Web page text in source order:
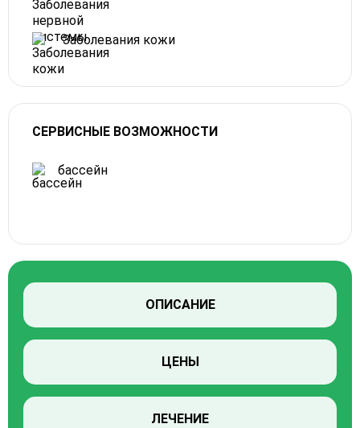
Заболевания кожи
СЕРВИСНЫЕ ВОЗМОЖНОСТИ
бассейн
ОПИСАНИЕ
ЦЕНЫ
ЛЕЧЕНИЕ